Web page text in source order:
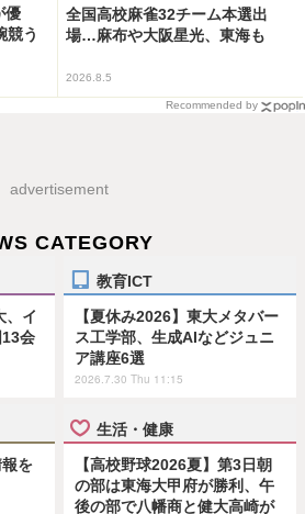
優
競う
全国高校麻雀32チーム本選出
場…麻布や大阪星光、東海も
2026.8.5
Recommended by
advertisement
CATEGORY
、イ
会
教育ICT
【夏休み2026】東大メタバー
ス工学部、生成AIなどジュニ
ア講座6選
2026.7.30 Thu 11:15
を
生活・健康
【高校野球2026夏】第3日朝
の部は東海大甲府が勝利、午
後の部で八幡商と健大高崎が